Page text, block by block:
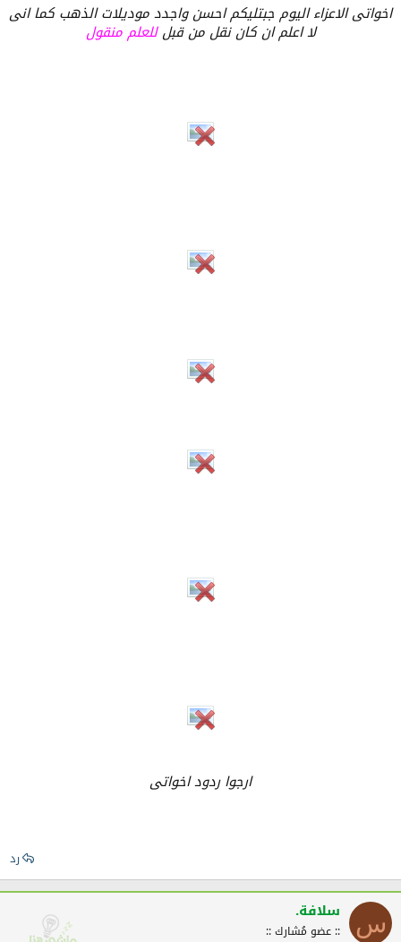
اخواتى الاعزاء اليوم جبتليكم احسن واجدد موديلات الذهب كما انى
لا اعلم ان كان نقل من قبلللعلم منقول
ارجوا ردود اخواتى
رد
س سلافة.
:: عضو مُشارك ::